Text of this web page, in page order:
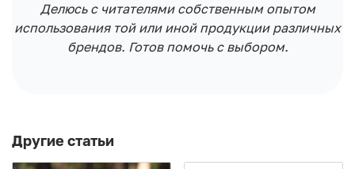
Делюсь с читателями собственным опытом
использования той или иной продукции различных
брендов. Готов помочь с выбором.
Другие статьи